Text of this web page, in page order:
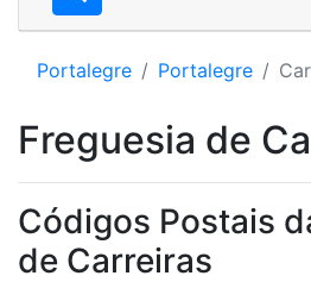
Portalegre Portalegre
Freguesia de
Códigos Postais
de Carreiras